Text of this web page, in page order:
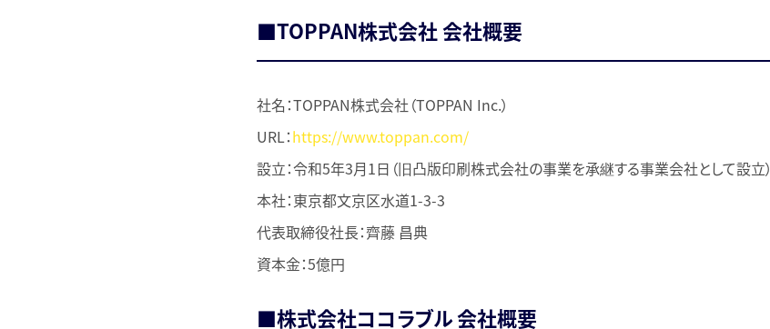
■TOPPAN株式会社 会社概要
社名：TOPPAN株式会社（TOPPAN Inc.）
URL：https://www.toppan.com/
設立：令和5年3月1日（旧凸版印刷株式会社の事業を承継する事業会社として設立）
本社：東京都文京区水道1-3-3
代表取締役社長：齊藤 昌典
資本金：5億円
■株式会社ココラブル 会社概要